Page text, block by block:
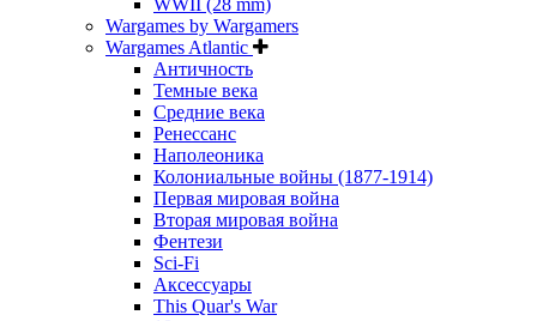
WWII (28 mm)
Wargames by Wargamers
Wargames Atlantic
Античность
Темные века
Средние века
Ренессанс
Наполеоника
Колониальные войны (1877-1914)
Первая мировая война
Вторая мировая война
Фентези
Sci-Fi
Аксессуары
This Quar's War